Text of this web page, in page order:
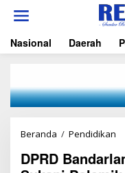
t
Nasional Daerah
Beranda / Pendidikan
R
DPRD